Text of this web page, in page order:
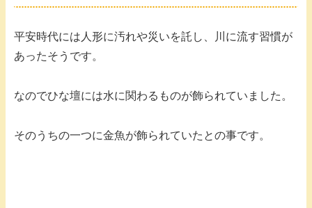
平安時代には人形に汚れや災いを託し、川に流す習慣が
あったそうです。
なのでひな壇には水に関わるものが飾られていました。
そのうちの一つに金魚が飾られていたとの事です。